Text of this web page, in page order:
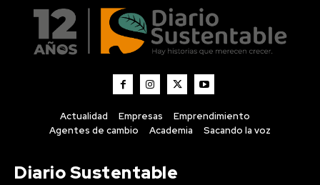
Actualidad Empresas
Emprendimiento
Agentes de cambio
Academia Sacando la voz
Diario Sustentable